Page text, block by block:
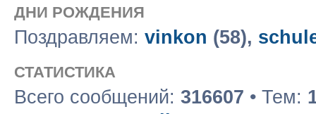
ДНИ РОЖДЕНИЯ
Поздравляем: vinkon (58),
СТАТИСТИКА
Всего сообщений: 316607 • Тем: